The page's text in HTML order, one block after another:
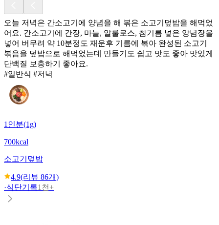
오늘 저녁은 간소고기에 양념을 해 볶은 소고기덮밥을 해먹었
어요. 간소고기에 간장, 마늘, 알룰로스, 참기름 넣은 양념장을
넣어 버무려 약 10분정도 재운후 기름에 볶아 완성된 소고기
볶음을 덮밥으로 해먹었는데 만들기도 쉽고 맛도 좋아 맛있게
단백질 보충하기 좋아요.
#일반식 #저녁
1인분(1g)
700kcal
소고기덮밥
4.9(리뷰 86개)
·식단기록1천+